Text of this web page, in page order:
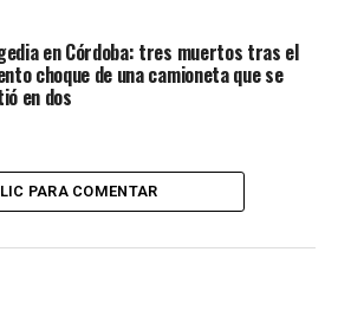
descansará
hasta que
cuerpo de Agostina
fueron encontrados el
en Córdoba: tres muertos tras el
choque de una camioneta que se
en dos
PARA COMENTAR